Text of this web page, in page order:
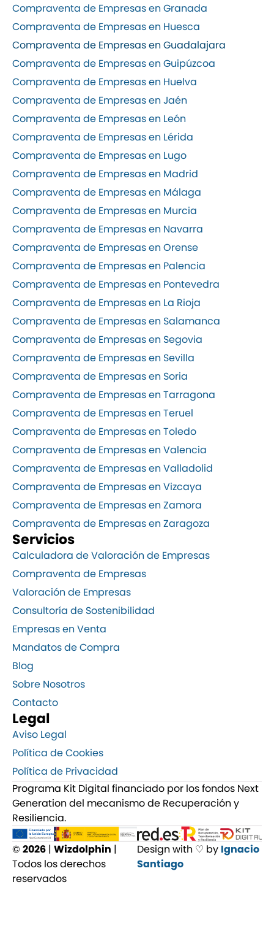
Compraventa de Empresas en Granada
Compraventa de Empresas en Huesca
Compraventa de Empresas en Guadalajara
Compraventa de Empresas en Guipúzcoa
Compraventa de Empresas en Huelva
Compraventa de Empresas en Jaén
Compraventa de Empresas en León
Compraventa de Empresas en Lérida
Compraventa de Empresas en Lugo
Compraventa de Empresas en Madrid
Compraventa de Empresas en Málaga
Compraventa de Empresas en Murcia
Compraventa de Empresas en Navarra
Compraventa de Empresas en Orense
Compraventa de Empresas en Palencia
Compraventa de Empresas en Pontevedra
Compraventa de Empresas en La Rioja
Compraventa de Empresas en Salamanca
Compraventa de Empresas en Segovia
Compraventa de Empresas en Sevilla
Compraventa de Empresas en Soria
Compraventa de Empresas en Tarragona
Compraventa de Empresas en Teruel
Compraventa de Empresas en Toledo
Compraventa de Empresas en Valencia
Compraventa de Empresas en Valladolid
Compraventa de Empresas en Vizcaya
Compraventa de Empresas en Zamora
Compraventa de Empresas en Zaragoza
Servicios
Calculadora de Valoración de Empresas
Compraventa de Empresas
Valoración de Empresas
Consultoría de Sostenibilidad
Empresas en Venta
Mandatos de Compra
Blog
Sobre Nosotros
Contacto
Legal
Aviso Legal
Política de Cookies
Política de Privacidad
Programa Kit Digital financiado por los fondos Next
Generation del mecanismo de Recuperación y
Resiliencia.
© 2026 | Wizdolphin |
Todos los derechos
reservados
Design with ♡ by Ignacio
Santiago